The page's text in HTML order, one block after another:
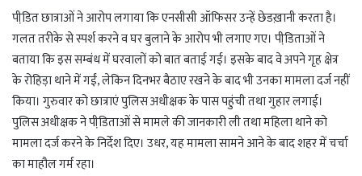
पीडि़त छात्राओं ने आरोप लगाया कि एनसीसी ऑफिसर उन्हें छेडख़ानी करता है।
गलत तरीके से स्पर्श करने व घर बुलाने के आरोप भी लगाए गए। पीडि़ताओं ने
बताया कि इस सम्बंध में घरवालों को बात बताई गई। इसके बाद वे अपने गृह क्षेत्र
के रोहिड़ा थाने में गईं, लेकिन दिनभर बैठाए रखने के बाद भी उनका मामला दर्ज नहीं
किया। गुरुवार को छात्राएं पुलिस अधीक्षक के पास पहुंची तथा गुहार लगाई।
पुलिस अधीक्षक ने पीडि़ताओं से मामले की जानकारी ली तथा महिला थाने को
मामला दर्ज करने के निर्देश दिए। उधर, यह मामला सामने आने के बाद शहर में चर्चा
का माहौल गर्म रहा।